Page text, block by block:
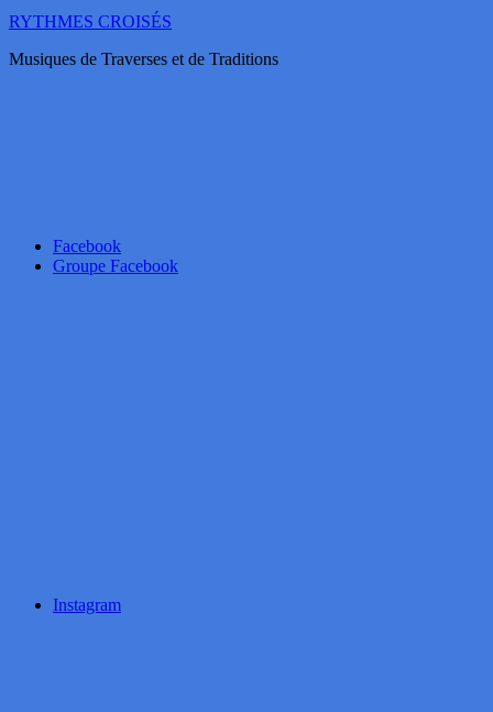
RYTHMES CROISÉS
Musiques de Traverses et de Traditions
Facebook
Groupe Facebook
Instagram